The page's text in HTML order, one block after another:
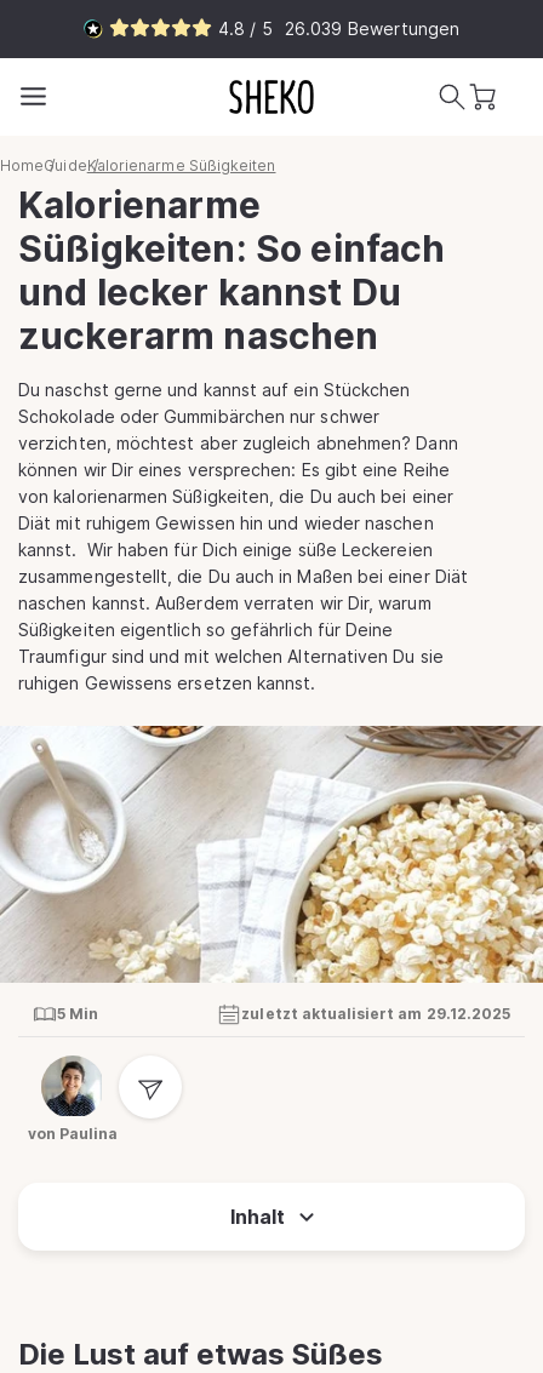
4.8 / 5 26.039 Bewertungen
Warenkorb
HomeGuideKalorienarme Süßigkeiten
Kalorienarme
Süßigkeiten: So einfach
und lecker kannst Du
zuckerarm naschen
Du naschst gerne und kannst auf ein Stückchen
Schokolade oder Gummibärchen nur schwer
verzichten, möchtest aber zugleich abnehmen? Dann
können wir Dir eines versprechen: Es gibt eine Reihe
von kalorienarmen Süßigkeiten, die Du auch bei einer
Diät mit ruhigem Gewissen hin und wieder naschen
kannst. Wir haben für Dich einige süße Leckereien
zusammengestellt, die Du auch in Maßen bei einer Diät
naschen kannst. Außerdem verraten wir Dir, warum
Süßigkeiten eigentlich so gefährlich für Deine
Traumfigur sind und mit welchen Alternativen Du sie
ruhigen Gewissens ersetzen kannst.
5 Min zuletzt aktualisiert am 29.12.2025
von Paulina
Inhalt
Die Lust auf etwas Süßes